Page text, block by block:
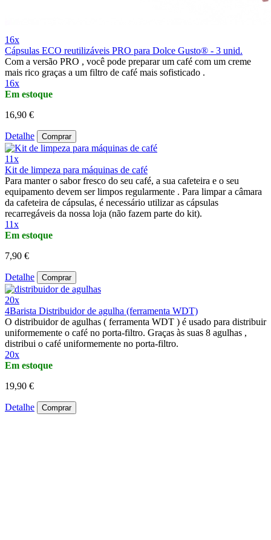
16x
Cápsulas ECO reutilizáveis PRO para Dolce Gusto® - 3 unid.
Com a versão PRO , você pode preparar um café com um creme
mais rico graças a um filtro de café mais sofisticado .
16x
Em estoque
16,90 €
Detalhe Comprar
11x
Kit de limpeza para máquinas de café
Para manter o sabor fresco do seu café, a sua cafeteira e o seu
equipamento devem ser limpos regularmente . Para limpar a câmara
da cafeteira de cápsulas, é necessário utilizar as cápsulas
recarregáveis da nossa loja (não fazem parte do kit).
11x
Em estoque
7,90 €
Detalhe Comprar
20x
4Barista Distribuidor de agulha (ferramenta WDT)
O distribuidor de agulhas ( ferramenta WDT ) é usado para distribuir
uniformemente o café no porta-filtro. Graças às suas 8 agulhas ,
distribui o café uniformemente no porta-filtro.
20x
Em estoque
19,90 €
Detalhe Comprar